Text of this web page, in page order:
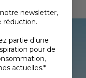
newsletter,
réduction.
partie d'une
pour de
actuelles.*